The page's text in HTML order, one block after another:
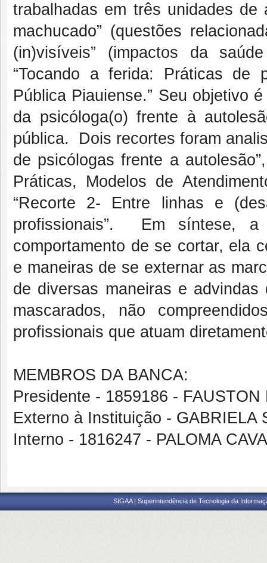
trabalhadas em três unidades de
machucado” (questões
(in)visíveis” (impactos da
“Tocando a ferida: Práticas de
Pública Piauiense.” Seu objetivo
da psicóloga(o) frente à
pública. Dois recortes foram
de psicólogas frente a
Práticas, Modelos de
“Recorte 2- Entre linhas e
profissionais”. Em síntese,
comportamento de se cortar, ela
e maneiras de se externar as
de diversas maneiras e
mascarados, não
profissionais que atuam
MEMBROS DA BANCA:
Presidente - 1859186 - FAUSTON
Externo à Instituição - GABRIELA
Interno - 1816247 - PALOMA
SIGAA | Superintendência de Tecnologia da